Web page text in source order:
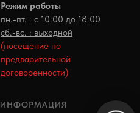
ИНФОРМАЦИЯ
Режим работы
пн.-пт. : с 10:00 до 18:00
сб.-вс. : выходной
(посещение по
предварительной
договоренности)